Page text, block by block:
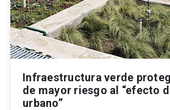
Infraestructura verde
de mayor riesgo al “efecto
urbano”